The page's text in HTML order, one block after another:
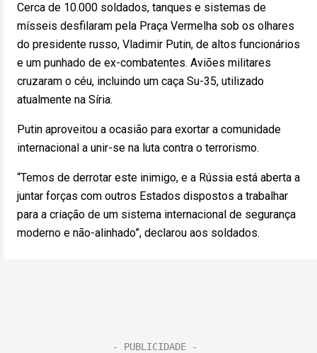
Cerca de 10.000 soldados, tanques e sistemas de
mísseis desfilaram pela Praça Vermelha sob os olhares
do presidente russo, Vladimir Putin, de altos funcionários
e um punhado de ex-combatentes. Aviões militares
cruzaram o céu, incluindo um caça Su-35, utilizado
atualmente na Síria.
Putin aproveitou a ocasião para exortar a comunidade
internacional a unir-se na luta contra o terrorismo.
“Temos de derrotar este inimigo, e a Rússia está aberta a
juntar forças com outros Estados dispostos a trabalhar
para a criação de um sistema internacional de segurança
moderno e não-alinhado”, declarou aos soldados.